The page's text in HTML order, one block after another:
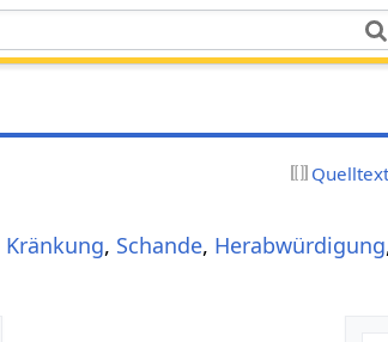
Kränkung, Schande, Herabwürdigung